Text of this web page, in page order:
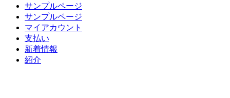
サンプルページ
サンプルページ
マイアカウント
支払い
新着情報
紹介